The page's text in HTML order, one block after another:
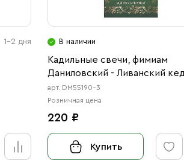
1-2 дня В наличии
Кадильные свечи, фимиам
Даниловский - Ливанский
арт. DM55190-3
Розничная цена
220 ₽
Купить